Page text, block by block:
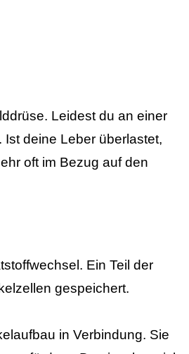
Leidest du an einer
Ist deine Leber überlastet,
oft im Bezug auf den
Ein Teil der
gespeichert.
in Verbindung. Sie